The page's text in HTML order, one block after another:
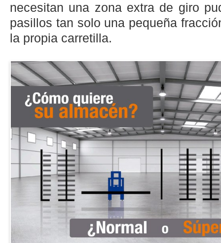
necesitan una zona extra de giro
pasillos tan solo una pequeña
la propia carretilla.